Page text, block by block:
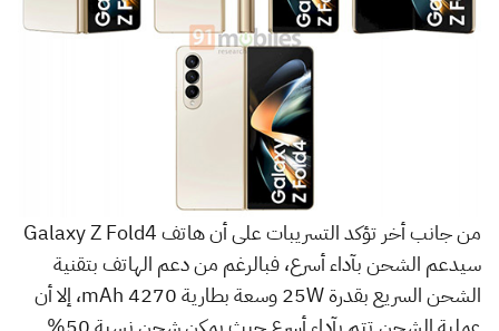
من جانب أخر تؤكد التسريبات على أن هاتف Galaxy Z Fold4
سيدعم الشحن بآداء أسرع، فبالرغم من دعم الهاتف بتقنية
الشحن السريع بقدرة 25W وسعة بطارية 4270 mAh، إلا أن